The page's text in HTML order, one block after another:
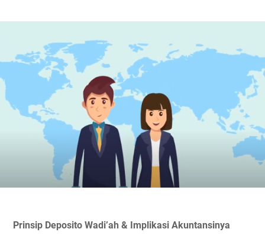
Prinsip Deposito Wadi’ah & Implikasi Akuntansinya